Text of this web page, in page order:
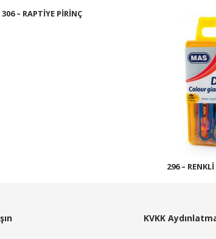
306 – RAPTIYE PIRINÇ
296 –
KVKK